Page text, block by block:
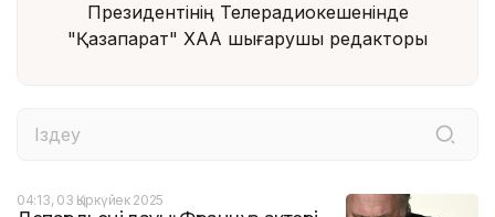
Президентінің Телерадиокешенінде
"Қазақпарат" ХАА шығарушы редакторы
04:13, 03 Қыркүйек 2025